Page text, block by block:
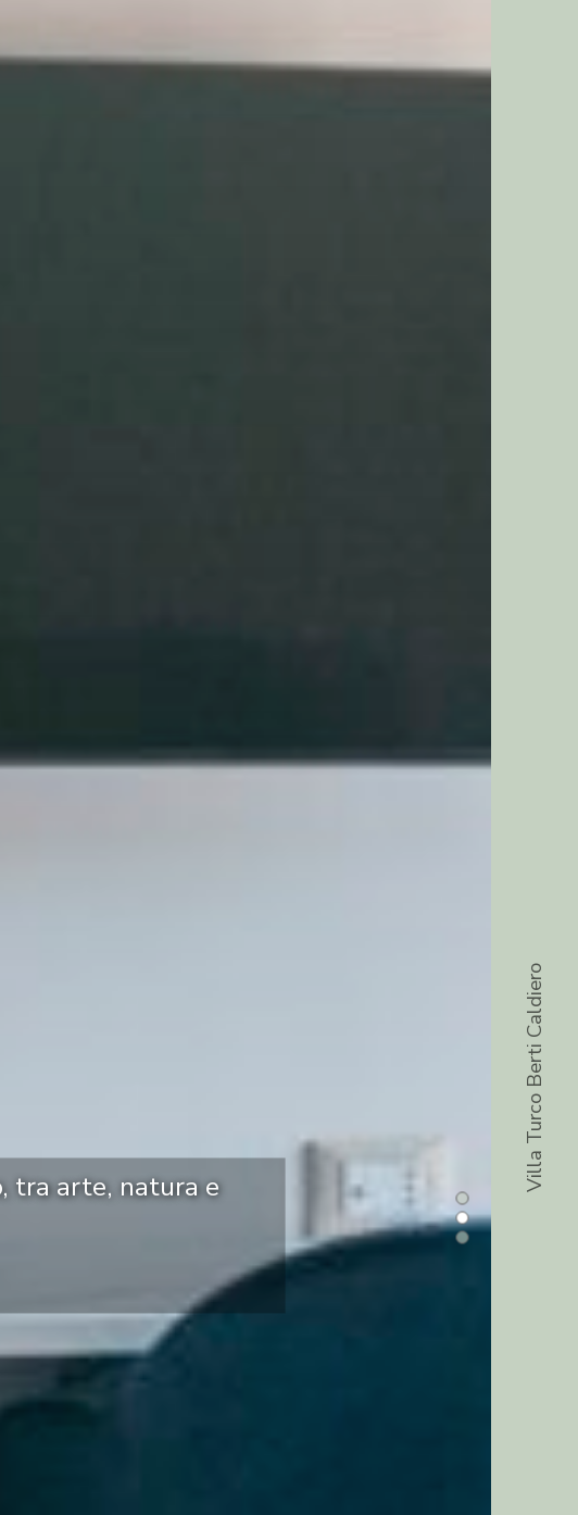
tra arte, natura e
Villa Turco Berti Caldiero